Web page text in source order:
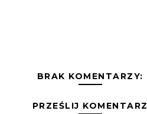
BRAK KOMENTARZY:
PRZEŚLIJ KOMENTARZ